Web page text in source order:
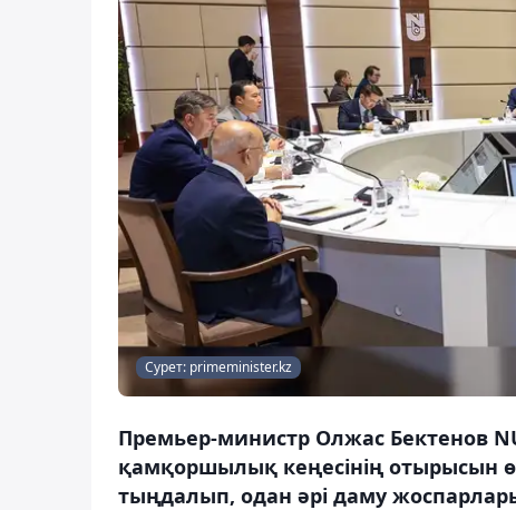
Сурет: primeminister.kz
Премьер-министр Олжас Бектенов
қамқоршылық кеңесінің отырысын
тыңдалып, одан әрі даму